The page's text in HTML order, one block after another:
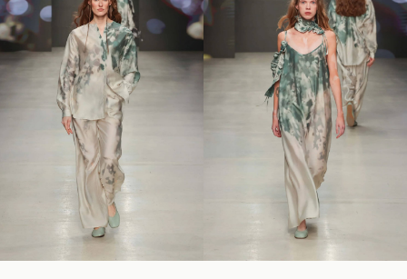
О бренде
Контакты
О НАС
конфиденциальности
Адреса магазинов